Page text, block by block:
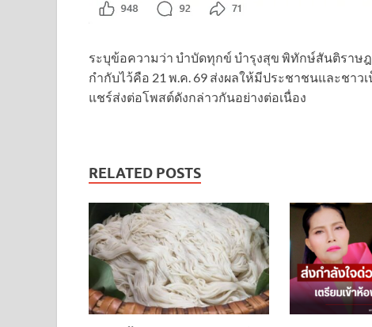
ระบุข้อความว่า บำบัดทุกข์ บำรุงสุข พิทักษ์สันติรา
กำกับไว้คือ 21 พ.ค. 69 ส่งผลให้มีประชาชนและชา
แชร์ส่งต่อโพสต์ดังกล่าวกันอย่างต่อเนื่อง
RELATED POSTS